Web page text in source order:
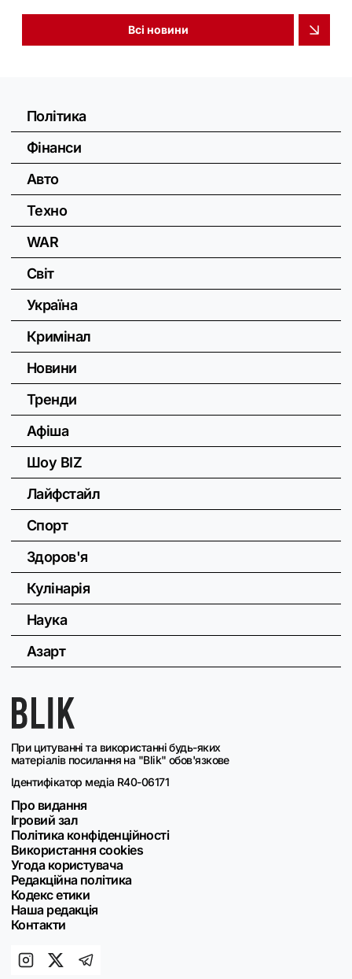
Всі новини
При цитуванні та використанні будь-яких
матеріалів посилання на "Blik" обов'язкове
Ідентифікатор медіа R40-06171
Про видання
Ігровий зал
Політика конфіденційності
Використання cookies
Угода користувача
Редакційна політика
Кодекс етики
Наша редакція
Контакти
Політика
Фінанси
Авто
Техно
WAR
Світ
Україна
Кримінал
Новини
Тренди
Афіша
Шоу BIZ
Лайфстайл
Спорт
Здоров'я
Кулінарія
Наука
Азарт